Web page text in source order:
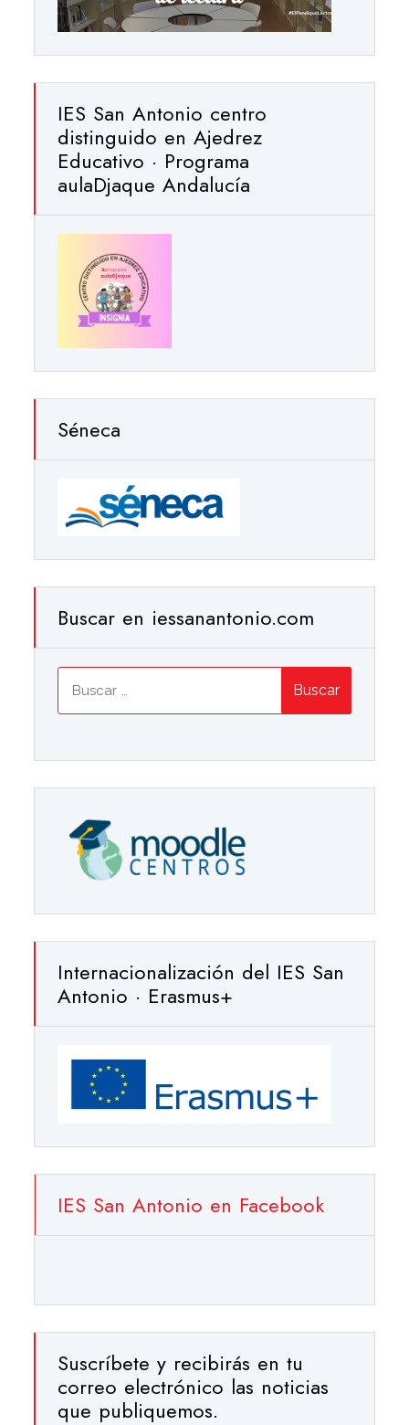
IES San Antonio centro
distinguido en Ajedrez
Educativo · Programa
aulaDjaque Andalucía
Séneca
Buscar en iessanantonio.com
Internacionalización del IES San
Antonio · Erasmus+
IES San Antonio en Facebook
Suscríbete y recibirás en tu
correo electrónico las noticias
que publiquemos.